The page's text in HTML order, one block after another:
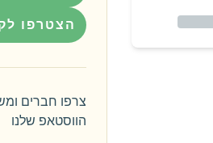
הצטרפו
צרפו חברים
הווסטאפ שלנו